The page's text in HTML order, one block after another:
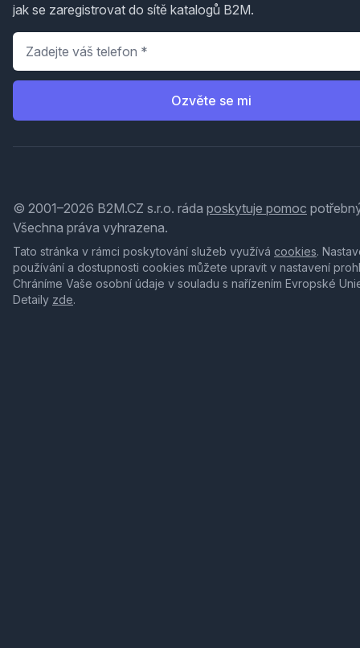
jak se zaregistrovat do sítě katalogů B2M.
Telefon
Ozvěte se mi
© 2001–2026 B2M.CZ s.r.o. ráda poskytuje pomoc
Všechna práva vyhrazena.
Tato stránka v rámci poskytování služeb využívá cookies.
používání a dostupnosti cookies můžete upravit v nastavení
Chráníme Vaše osobní údaje v souladu s nařízením Evropské
Detaily zde.